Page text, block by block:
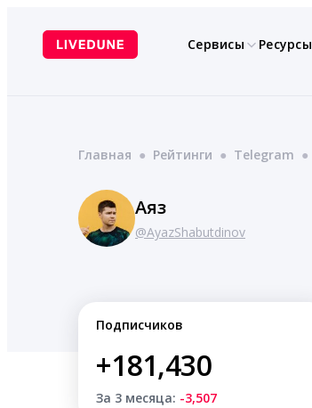
содержимому
Сервисы Ресурсы
Главная ● Рейтинги ● Telegram ●
Аяз
@AyazShabutdinov
Подписчиков
+181,430
За 3 месяца: -3,507